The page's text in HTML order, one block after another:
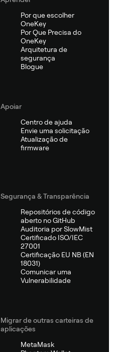
Por que escolher
OneKey
Por Que Precisa do
OneKey
Arquitetura de
segurança
Blogue
Apoiar
Centro de ajuda
Envie uma solicitação
Atualização de
firmware
Segurança & Transparência
Repositórios de código
aberto no GitHub
Auditoria por SlowMist
Certificado ISO/IEC
27001
Certificação EU NB (EN
18031)
Comunicar uma
Vulnerabilidade
Migrar de outras carteiras de
aplicações
MetaMask